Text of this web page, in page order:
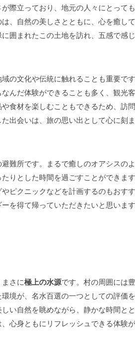
際立っており、地元の人々にとって
、自然の美しさとともに、心を癒し
囲まれたこの土地を訪れ、五感で感じ
の文化や伝統に触れることも重要で
なんだ体験ができることも多く、観光
食材を楽しむこともできるため、訪
出会いは、旅の思い出として心に刻ま
難所です。まるで癒しのオアシスのよ
りとした時間を過ごすことができま
ピクニックなどを計画するのもおす
を得て帰っていただきたいと思います
さに極上の水源です。村の周囲には
境が、名水百選の一つとしての評価を
い自然を眺めながら、静かな時間と
心身ともにリフレッシュできる体験が